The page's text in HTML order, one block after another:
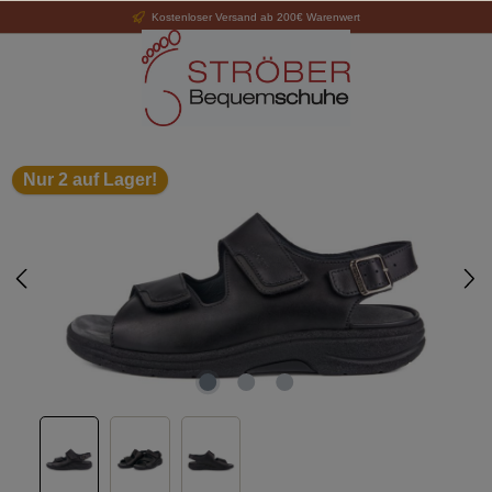
Kostenloser Versand ab 200€ Warenwert
Bildergalerie überspringen
Nur 2 auf Lager!